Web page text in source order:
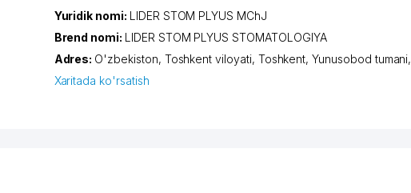
Yuridik nomi: LIDER STOM PLYUS MChJ
Brend nomi: LIDER STOM PLYUS STOMATOLOGIYA
Adres: O'zbekiston, Toshkent viloyati, Toshkent,Yunusobod tumani,
Xaritada ko'rsatish